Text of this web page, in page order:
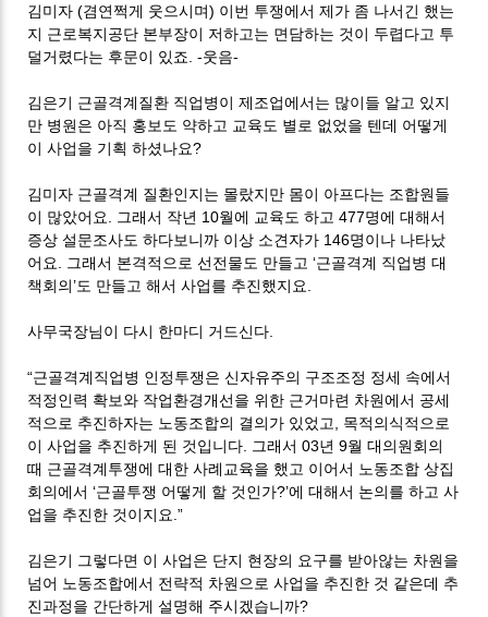
김미자 (겸연쩍게 웃으시며) 이번 투쟁에서 제가 좀 나서긴 했는
지 근로복지공단 본부장이 저하고는 면담하는 것이 두렵다고 투
덜거렸다는 후문이 있죠. -웃음-
김은기 근골격계질환 직업병이 제조업에서는 많이들 알고 있지
만 병원은 아직 홍보도 약하고 교육도 별로 없었을 텐데 어떻게
이 사업을 기획 하셨나요?
김미자 근골격계 질환인지는 몰랐지만 몸이 아프다는 조합원들
이 많았어요. 그래서 작년 10월에 교육도 하고 477명에 대해서
증상 설문조사도 하다보니까 이상 소견자가 146명이나 나타났
어요. 그래서 본격적으로 선전물도 만들고 ‘근골격계 직업병 대
책회의’도 만들고 해서 사업를 추진했지요.
사무국장님이 다시 한마디 거드신다.
“근골격계직업병 인정투쟁은 신자유주의 구조조정 정세 속에서
적정인력 확보와 작업환경개선을 위한 근거마련 차원에서 공세
적으로 추진하자는 노동조합의 결의가 있었고, 목적의식적으로
이 사업을 추진하게 된 것입니다. 그래서 03년 9월 대의원회의
때 근골격계투쟁에 대한 사례교육을 했고 이어서 노동조합 상집
회의에서 ‘근골투쟁 어떻게 할 것인가?’에 대해서 논의를 하고 사
업을 추진한 것이지요.”
김은기 그렇다면 이 사업은 단지 현장의 요구를 받아않는 차원을
넘어 노동조합에서 전략적 차원으로 사업을 추진한 것 같은데 추
진과정을 간단하게 설명해 주시겠습니까?